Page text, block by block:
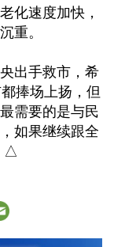
化速度加快，
重。
出手救市，希
捧场上扬，但
需要的是与民
如果继续跟全